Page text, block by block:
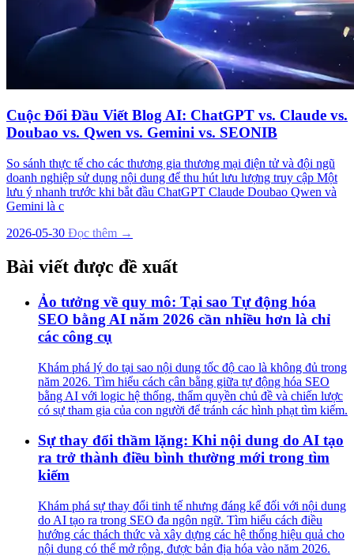
Cuộc Đối Đầu Viết Blog AI: ChatGPT vs. Claude vs.
Doubao vs. Qwen vs. Gemini vs. SEONIB
So sánh thực tế cho các thương gia thương mại điện tử và đội ngũ
doanh nghiệp sử dụng nội dung để thu hút lưu lượng truy cập Một
lưu ý nhanh trước khi bắt đầu ChatGPT Claude Doubao Qwen và
Gemini là c
2026-05-30 Đọc thêm →
Bài viết được đề xuất
Ảo tưởng về quy mô: Tại sao Tự động hóa
SEO bằng AI năm 2026 cần nhiều hơn là chỉ
các công cụ
Khám phá lý do tại sao nội dung tốc độ cao là không đủ trong
năm 2026. Tìm hiểu cách cân bằng giữa tự động hóa SEO
bằng AI với logic hệ thống, thẩm quyền chủ đề và chiến lược
có sự tham gia của con người để tránh các hình phạt tìm kiếm.
Sự thay đổi thầm lặng: Khi nội dung do AI tạo
ra trở thành điều bình thường mới trong tìm
kiếm
Khám phá sự thay đổi tinh tế nhưng đáng kể đối với nội dung
do AI tạo ra trong SEO đa ngôn ngữ. Tìm hiểu cách điều
hướng các thách thức và xây dựng các hệ thống hiệu quả cho
nội dung có thể mở rộng, được bản địa hóa vào năm 2026.